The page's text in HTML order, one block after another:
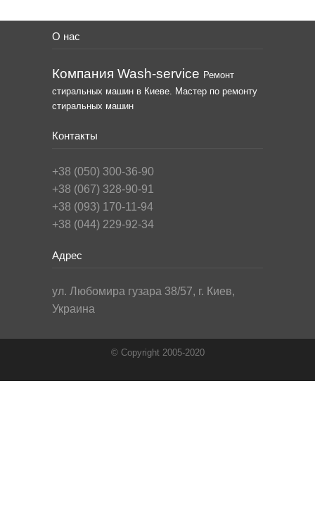
О нас
Компания Wash-service Ремонт
стиральных машин в Киеве. Мастер по ремонту
стиральных машин
Контакты
+38 (050) 300-36-90
+38 (067) 328-90-91
+38 (093) 170-11-94
+38 (044) 229-92-34
Адрес
ул. Любомира гузара 38/57, г. Киев,
Украина
© Copyright 2005-2020